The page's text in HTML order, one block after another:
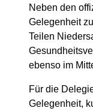
Neben den
Gelegenheit
Teilen
ebenso im
Für die
Gelegenheit,